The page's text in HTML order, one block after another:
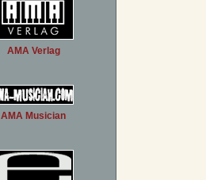
AMA Verlag
AMA Musician